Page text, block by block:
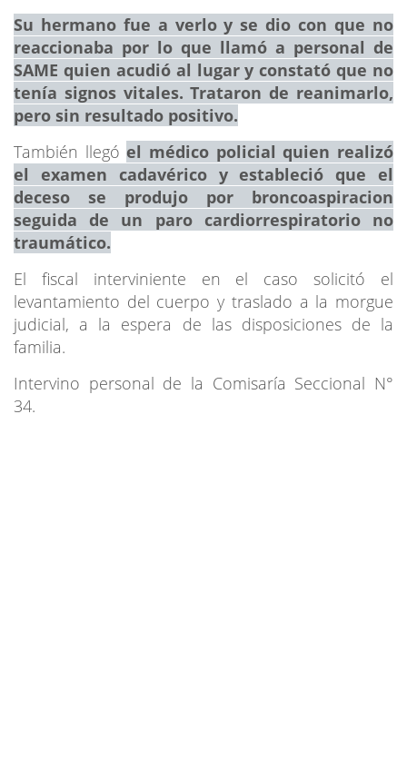
Su hermano fue a verlo y se dio con que no
reaccionaba por lo que llamó a personal de
SAME quien acudió al lugar y constató que no
tenía signos vitales. Trataron de reanimarlo,
pero sin resultado positivo.
También llegó el médico policial quien realizó
el examen cadavérico y estableció que el
deceso se produjo por broncoaspiracion
seguida de un paro cardiorrespiratorio no
traumático.
El fiscal interviniente en el caso solicitó el
levantamiento del cuerpo y traslado a la morgue
judicial, a la espera de las disposiciones de la
familia.
Intervino personal de la Comisaría Seccional N°
34.